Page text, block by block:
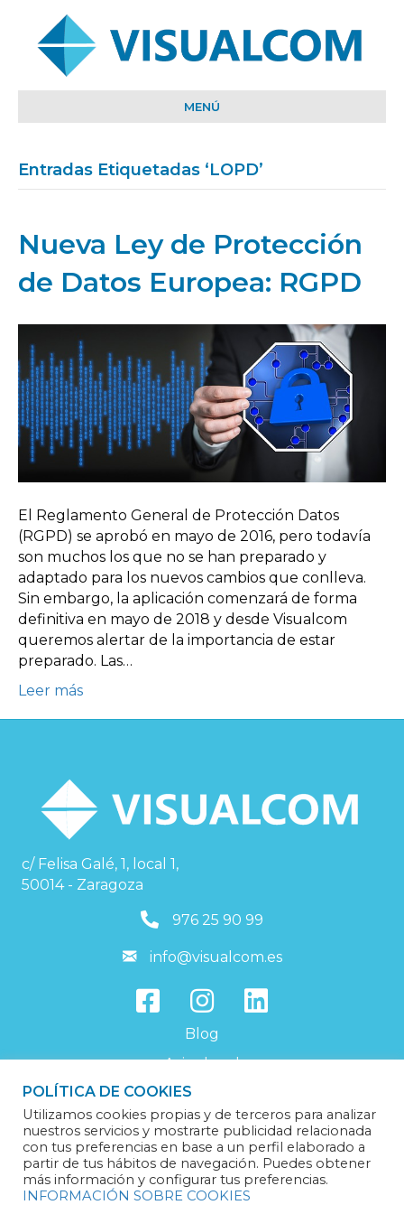
MENÚ
Entradas Etiquetadas ‘LOPD’
Nueva Ley de Protección
de Datos Europea: RGPD
El Reglamento General de Protección Datos
(RGPD) se aprobó en mayo de 2016, pero todavía
son muchos los que no se han preparado y
adaptado para los nuevos cambios que conlleva.
Sin embargo, la aplicación comenzará de forma
definitiva en mayo de 2018 y desde Visualcom
queremos alertar de la importancia de estar
preparado. Las…
Leer más
c/ Felisa Galé, 1, local 1,
50014 - Zaragoza
976259099
976 25 90 99
info@visualcom.es
info@visualcom.es
Blog
Aviso legal
Política de privacidad
Política de cookies
Trabaja con nosotros
POLÍTICA DE COOKIES
Utilizamos cookies propias y de terceros para analizar
nuestros servicios y mostrarte publicidad relacionada
con tus preferencias en base a un perfil elaborado a
partir de tus hábitos de navegación. Puedes obtener
más información y configurar tus preferencias.
INFORMACIÓN SOBRE COOKIES